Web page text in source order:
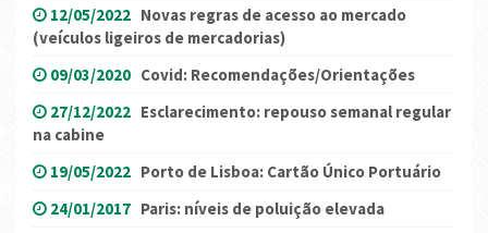
12/05/2022 Novas regras de acesso ao mercado
(veículos ligeiros de mercadorias)
09/03/2020 Covid: Recomendações/Orientações
27/12/2022 Esclarecimento: repouso semanal regular
na cabine
19/05/2022 Porto de Lisboa: Cartão Único Portuário
24/01/2017 Paris: níveis de poluição elevada